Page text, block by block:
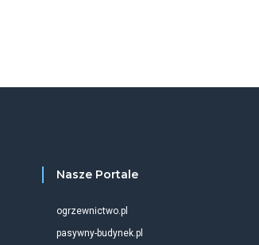
Nasze Portale
ogrzewnictwo.pl
pasywny-budynek.pl